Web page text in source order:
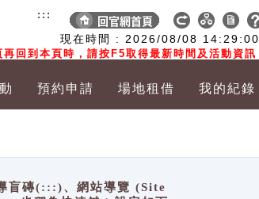
現在時間 : 2026/08/08 14:29:00
再回到本頁時，請按F5取得最新時間及活動資訊
:::
預約申請 場地租借 我的紀錄
盲磚(:::)、網站導覽 (Site